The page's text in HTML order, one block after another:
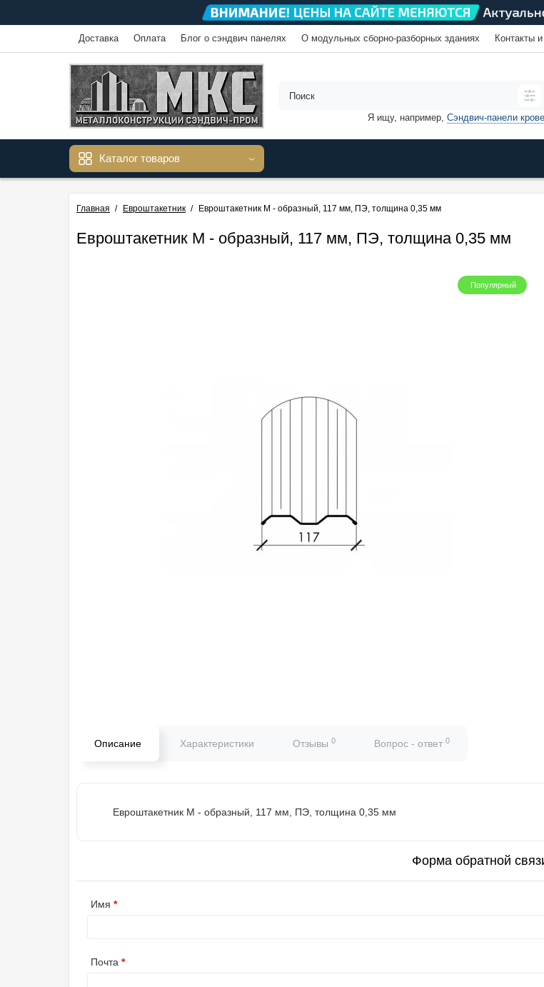
Доставка Оплата Блог о сэндвич панелях О модульных сборно-разборных зданиях Контакты
Я ищу, например, Сэндвич-панели
Каталог товаров
Главная Евроштакетник Евроштакетник М - образный, 117 мм, ПЭ, толщина 0,35 мм
Евроштакетник М - образный, 117 мм, ПЭ, толщина 0,35 мм
Популярный
Описание Характеристики Отзывы 0 Вопрос - ответ 0
Евроштакетник М - образный, 117 мм, ПЭ, толщина 0,35 мм
Форма обратной
Имя
Почта